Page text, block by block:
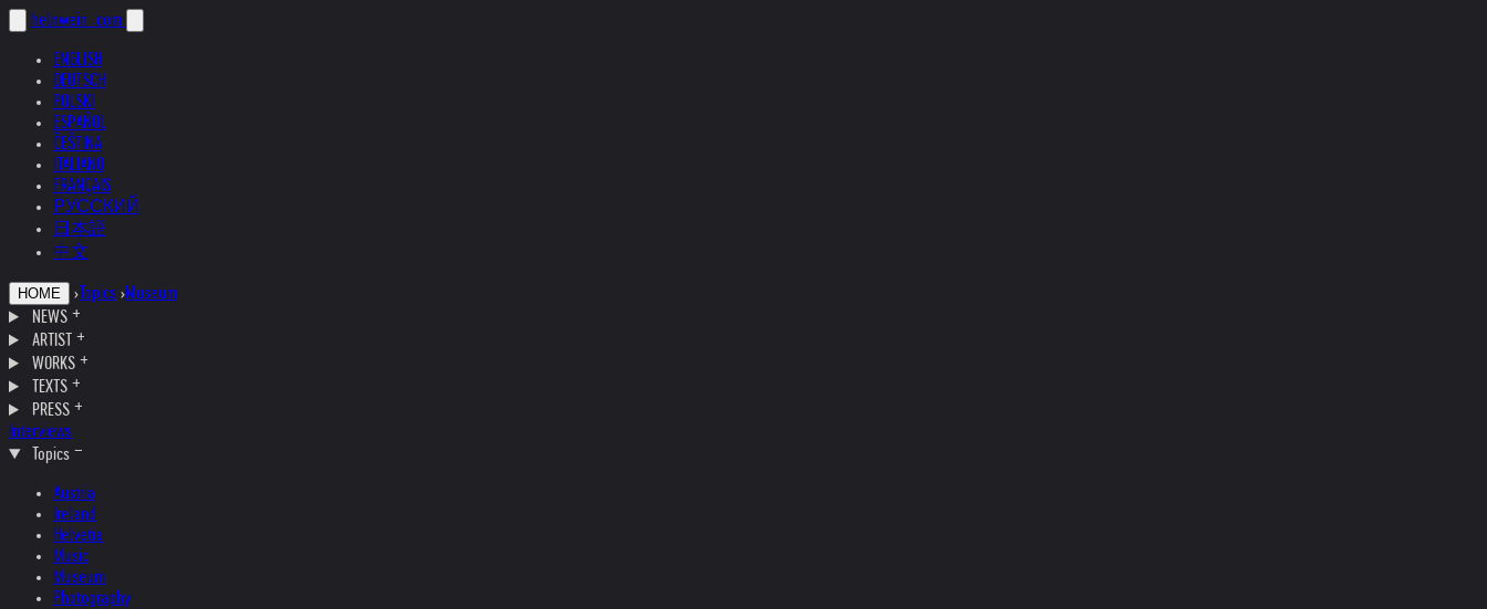
helnwein .com
ENGLISH
DEUTSCH
POLSKI
ESPAÑOL
ČEŠTINA
ITALIANO
FRANÇAIS
РУССКИЙ
日本語
中文
HOME › Topics ›Museum
NEWS
ARTIST
WORKS
TEXTS
PRESS
Interviews
Topics
Austria
Ireland
Helvetia
Music
Museum
Photography